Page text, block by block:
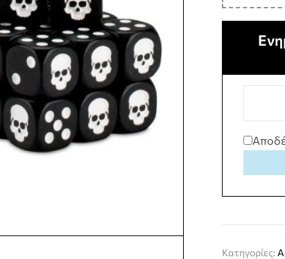
Κατηγορίες: